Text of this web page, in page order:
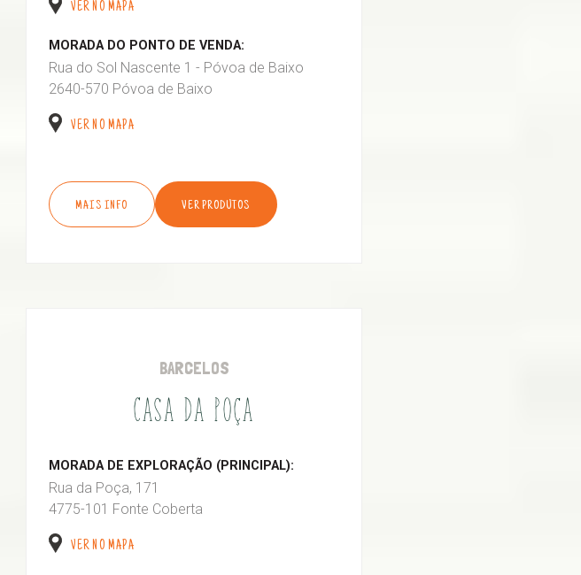
VER NO MAPA
MORADA DO PONTO DE VENDA:
Rua do Sol Nascente 1 - Póvoa de Baixo
2640-570 Póvoa de Baixo
VER NO MAPA
MAIS INFO VER PRODUTOS
BARCELOS
CASA DA POÇA
MORADA DE EXPLORAÇÃO (PRINCIPAL):
Rua da Poça, 171
4775-101 Fonte Coberta
VER NO MAPA